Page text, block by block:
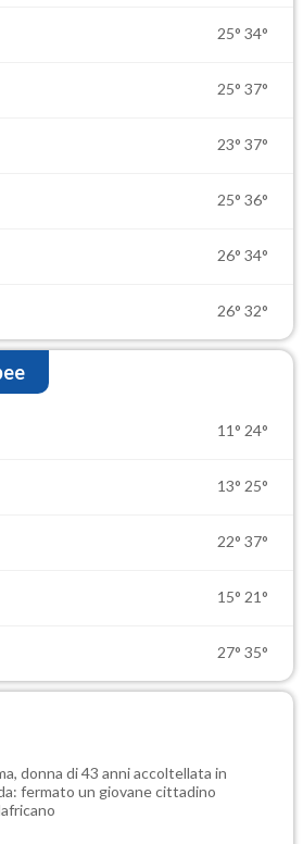
25° 34°
25° 37°
23° 37°
25° 36°
26° 34°
26° 32°
11° 24°
13° 25°
22° 37°
15° 21°
27° 35°
donna di 43 anni accoltellata in
fermato un giovane cittadino